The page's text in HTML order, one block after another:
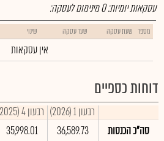
עסקאות יומיות:0מינימום לעסקה:
מספר שעת עסקה שער עסקה שינוי
אין עסקאות
דוחות כספיים
רבעון 1 (2026) רבעון 4 (2025)
סה"כ הכנסות
36,589.73
35,998.01